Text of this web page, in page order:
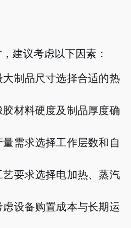
建议考虑以下因素：
制品尺寸选择合适的热
胶材料硬度及制品厚度确
量需求选择工作层数和自
艺要求选择电加热、蒸汽
设备购置成本与长期运